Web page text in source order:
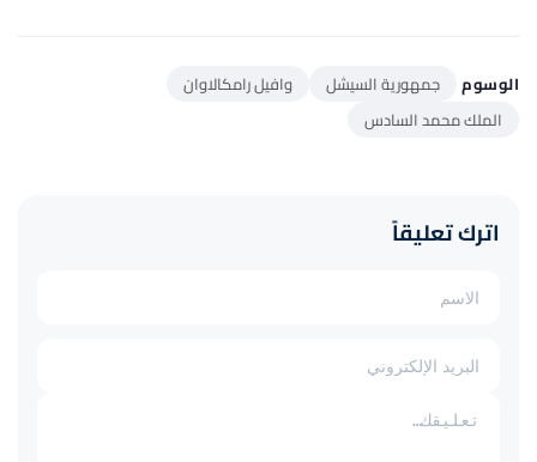
الوسوم جمهورية السيشل
وافيل رامكالاوان
الملك محمد السادس
اترك تعليقاً